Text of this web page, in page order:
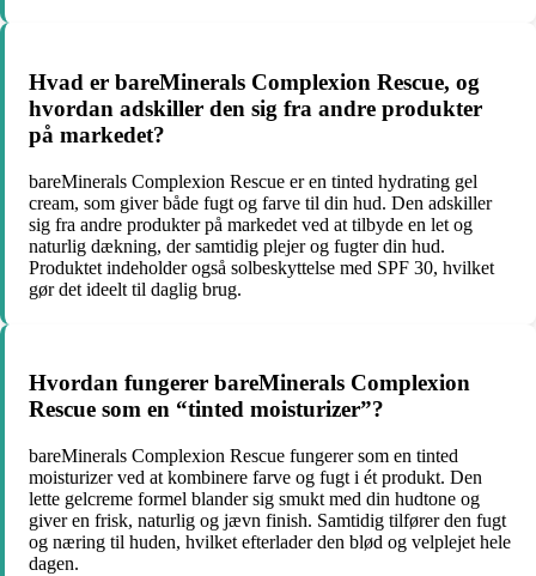
Hvad er bareMinerals Complexion Rescue, og
hvordan adskiller den sig fra andre produkter
på markedet?
bareMinerals Complexion Rescue er en tinted hydrating gel
cream, som giver både fugt og farve til din hud. Den adskiller
sig fra andre produkter på markedet ved at tilbyde en let og
naturlig dækning, der samtidig plejer og fugter din hud.
Produktet indeholder også solbeskyttelse med SPF 30, hvilket
gør det ideelt til daglig brug.
Hvordan fungerer bareMinerals Complexion
Rescue som en “tinted moisturizer”?
bareMinerals Complexion Rescue fungerer som en tinted
moisturizer ved at kombinere farve og fugt i ét produkt. Den
lette gelcreme formel blander sig smukt med din hudtone og
giver en frisk, naturlig og jævn finish. Samtidig tilfører den fugt
og næring til huden, hvilket efterlader den blød og velplejet hele
dagen.